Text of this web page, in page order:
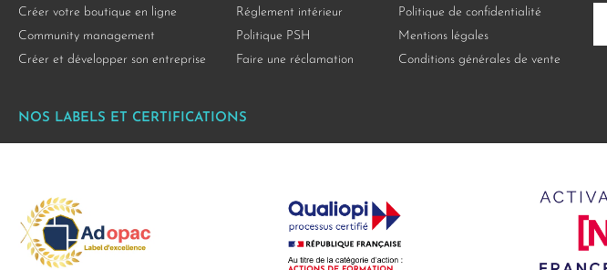
Créer votre boutique en ligne
Community management
Créer et développer son entreprise
Réglement intérieur
Politique PSH
Faire une réclamation
Politique de confidentialité
Mentions légales
Conditions générales de vente
NOS LABELS ET CERTIFICATIONS